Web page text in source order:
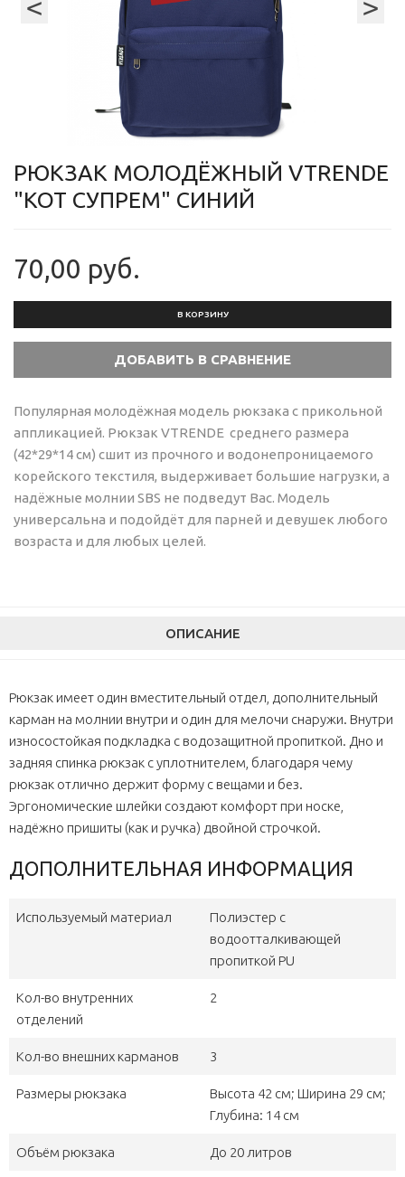
< >
РЮКЗАК МОЛОДЁЖНЫЙ VTRENDE
"КОТ СУПРЕМ" СИНИЙ
70,00 руб.
В КОРЗИНУ
Популярная молодёжная модель рюкзака с прикольной
аппликацией. Рюкзак VTRENDE среднего размера
(42*29*14 см) сшит из прочного и водонепроницаемого
корейского текстиля, выдерживает большие нагрузки, а
надёжные молнии SBS не подведут Вас. Модель
универсальна и подойдёт для парней и девушек любого
возраста и для любых целей.
ОПИСАНИЕ
Рюкзак имеет один вместительный отдел, дополнительный
карман на молнии внутри и один для мелочи снаружи. Внутри
износостойкая подкладка с водозащитной пропиткой. Дно и
задняя спинка рюкзак с уплотнителем, благодаря чему
рюкзак отлично держит форму с вещами и без.
Эргономические шлейки создают комфорт при носке,
надёжно пришиты (как и ручка) двойной строчкой.
ДОПОЛНИТЕЛЬНАЯ ИНФОРМАЦИЯ
Используемый материал
Полиэстер с
водоотталкивающей
пропиткой PU
Кол-во внутренних
отделений
2
Кол-во внешних карманов 3
Размеры рюкзака
Высота 42 см; Ширина 29 см;
Глубина: 14 см
Объём рюкзака До 20 литров